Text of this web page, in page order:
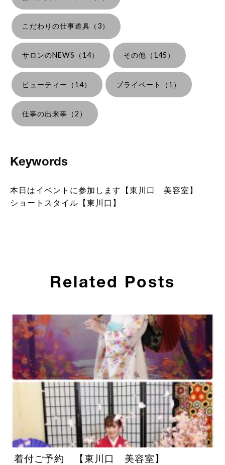
こだわりの仕事道具（3）
サロンのNEWS（14） その他（145）
ビューティー（14） プライベート（1）
仕事の出来事（2）
Keywords
本日はイベントに参加します【東川口 美容室】
ショートスタイル【東川口】
Related Posts
着付ご予約 【東川口 美容室】